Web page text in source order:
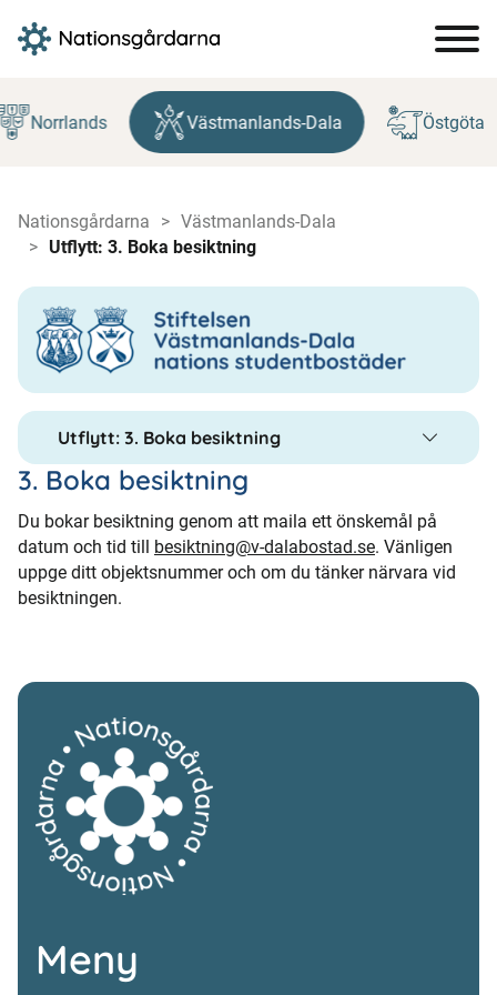
till
innehåll
Norrlands Västmanlands-Dala Östgöta
Nationsgårdarna
Västmanlands-Dala
Utflytt: 3. Boka besiktning
Utflytt: 3. Boka besiktning
3. Boka besiktning
Du bokar besiktning genom att maila ett önskemål på
datum och tid till besiktning@v-dalabostad.se. Vänligen
uppge ditt objektsnummer och om du tänker närvara vid
besiktningen.
Meny